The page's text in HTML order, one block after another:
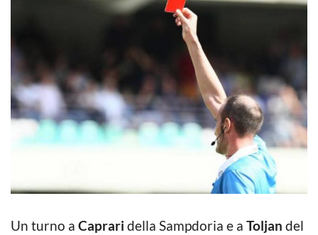
Un turno a Caprari della Sampdoria e a Toljan del